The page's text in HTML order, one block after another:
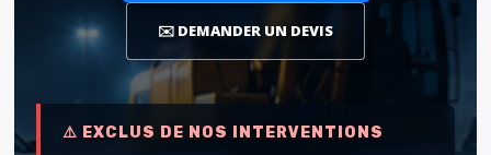
✉️ DEMANDER UN DEVIS
⚠️ EXCLUS DE NOS INTERVENTIONS